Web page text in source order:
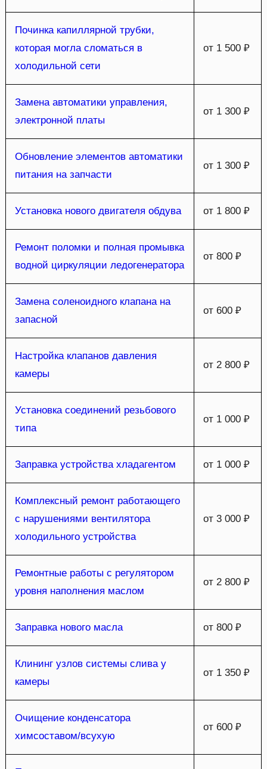
Починка капиллярной трубки,
которая могла сломаться в
холодильной сети
от 1 500 ₽
Замена автоматики управления,
электронной платы
от 1 300 ₽
Обновление элементов автоматики
питания на запчасти
от 1 300 ₽
Установка нового двигателя обдува от 1 800 ₽
Ремонт поломки и полная промывка
водной циркуляции ледогенератора
от 800 ₽
Замена соленоидного клапана на
запасной
от 600 ₽
Настройка клапанов давления
камеры
от 2 800 ₽
Установка соединений резьбового
типа
от 1 000 ₽
Заправка устройства хладагентом от 1 000 ₽
Комплексный ремонт работающего
с нарушениями вентилятора
холодильного устройства
от 3 000 ₽
Ремонтные работы с регулятором
уровня наполнения маслом
от 2 800 ₽
Заправка нового масла от 800 ₽
Клининг узлов системы слива у
камеры
от 1 350 ₽
Очищение конденсатора
химсоставом/всухую
от 600 ₽